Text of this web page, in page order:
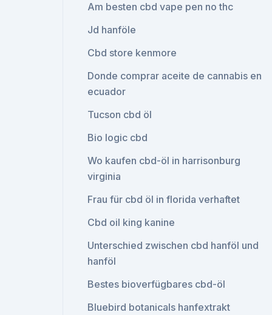
Am besten cbd vape pen no thc
Jd hanföle
Cbd store kenmore
Donde comprar aceite de cannabis en
ecuador
Tucson cbd öl
Bio logic cbd
Wo kaufen cbd-öl in harrisonburg
virginia
Frau für cbd öl in florida verhaftet
Cbd oil king kanine
Unterschied zwischen cbd hanföl und
hanföl
Bestes bioverfügbares cbd-öl
Bluebird botanicals hanfextrakt